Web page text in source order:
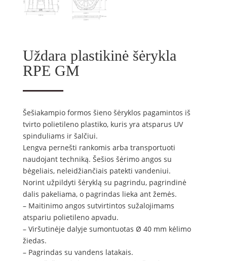
Uždara plastikinė šėrykla
RPE GM
Šešiakampio formos šieno šėryklos pagamintos iš
tvirto polietileno plastiko, kuris yra atsparus UV
spinduliams ir šalčiui.
Lengva pernešti rankomis arba transportuoti
naudojant techniką. Šešios šėrimo angos su
bėgeliais, neleidžiančiais patekti vandeniui.
Norint užpildyti šėryklą su pagrindu, pagrindinė
dalis pakeliama, o pagrindas lieka ant žemės.
– Maitinimo angos sutvirtintos sužalojimams
atspariu polietileno apvadu.
– Viršutinėje dalyje sumontuotas Ø 40 mm kėlimo
žiedas.
– Pagrindas su vandens latakais.